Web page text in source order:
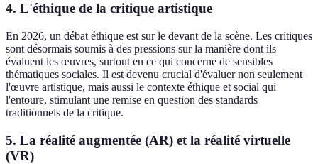
4. L'éthique de la critique artistique
En 2026, un débat éthique est sur le devant de la scène. Les critiques
sont désormais soumis à des pressions sur la manière dont ils
évaluent les œuvres, surtout en ce qui concerne de sensibles
thématiques sociales. Il est devenu crucial d'évaluer non seulement
l'œuvre artistique, mais aussi le contexte éthique et social qui
l'entoure, stimulant une remise en question des standards
traditionnels de la critique.
5. La réalité augmentée (AR) et la réalité virtuelle
(VR)